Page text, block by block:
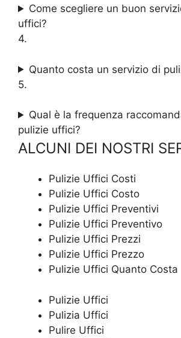
Come scegliere un buon
uffici?
4.
Quanto costa un servizio di
5.
Qual è la frequenza
pulizie uffici?
ALCUNI DEI NOSTRI
Pulizie Uffici Costi
Pulizie Uffici Costo
Pulizie Uffici Preventivi
Pulizie Uffici Preventivo
Pulizie Uffici Prezzi
Pulizie Uffici Prezzo
Pulizie Uffici Quanto Costa
Pulizie Uffici
Pulizia Uffici
Pulire Uffici